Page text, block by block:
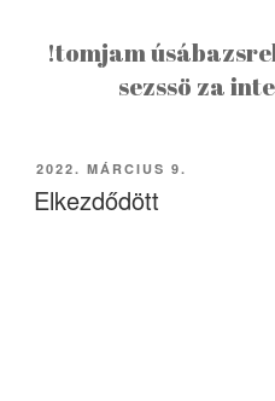
!tomjam
sezssö za
BEKÜLDVE:
2022. MÁRCIUS 9.
Elkezdődött